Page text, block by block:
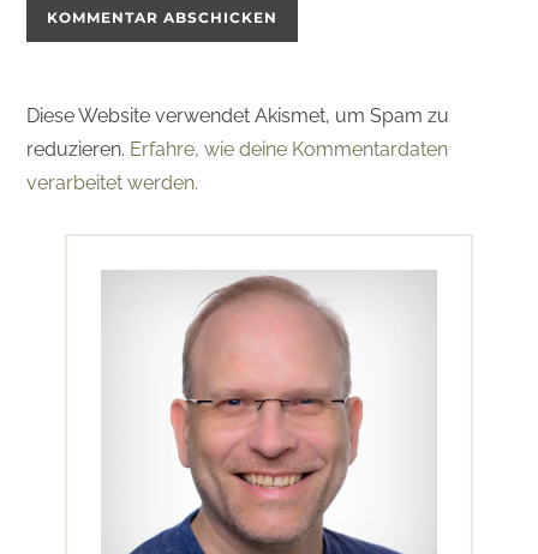
Diese Website verwendet Akismet, um Spam zu
reduzieren. Erfahre, wie deine Kommentardaten
verarbeitet werden.